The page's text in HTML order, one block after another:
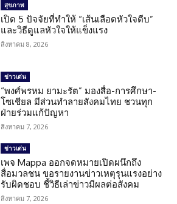
สุขภาพ
เปิด 5 ปัจจัยที่ทำให้ “เส้นเลือดหัวใจตีบ”
และวิธีดูแลหัวใจให้แข็งแรง
สิงหาคม 8, 2026
ข่าวเด่น
“พงศ์พรหม ยามะรัต” มองสื่อ-การศึกษา-
โซเชียล มีส่วนทำลายสังคมไทย ชวนทุก
ฝ่ายร่วมแก้ปัญหา
สิงหาคม 7, 2026
ข่าวเด่น
เพจ Mappa ออกจดหมายเปิดผนึกถึง
สื่อมวลชน ขอรายงานข่าวเหตุรุนแรงอย่าง
รับผิดชอบ ชี้วิธีเล่าข่าวมีผลต่อสังคม
สิงหาคม 7, 2026